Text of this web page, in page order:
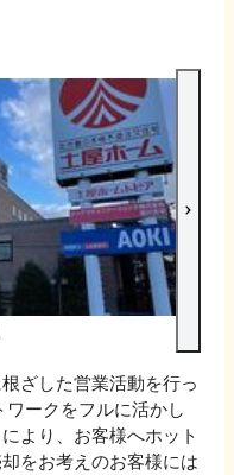
ざした営業活動を行っ
ークをフルに活かし
より、お客様へホット
をお考えのお客様には